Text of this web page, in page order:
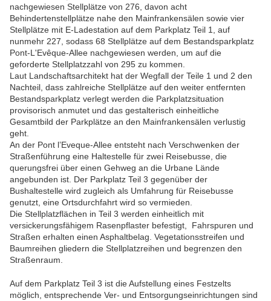
nachgewiesen Stellplätze von 276, davon acht
Behindertenstellplätze nahe den Mainfrankensälen sowie vier
Stellplätze mit E-Ladestation auf dem Parkplatz Teil 1, auf
nunmehr 227, sodass 68 Stellplätze auf dem Bestandsparkplatz
Pont-L'Evêque-Allee nachgewiesen werden, um auf die
geforderte Stellplatzzahl von 295 zu kommen.
Laut Landschaftsarchitekt hat der Wegfall der Teile 1 und 2 den
Nachteil, dass zahlreiche Stellplätze auf den weiter entfernten
Bestandsparkplatz verlegt werden die Parkplatzsituation
provisorisch anmutet und das gestalterisch einheitliche
Gesamtbild der Parkplätze an den Mainfrankensälen verlustig
geht.
An der Pont l’Eveque-Allee entsteht nach Verschwenken der
Straßenführung eine Haltestelle für zwei Reisebusse, die
querungsfrei über einen Gehweg an die Urbane Lände
angebunden ist. Der Parkplatz Teil 3 gegenüber der
Bushaltestelle wird zugleich als Umfahrung für Reisebusse
genutzt, eine Ortsdurchfahrt wird so vermieden.
Die Stellplatzflächen in Teil 3 werden einheitlich mit
versickerungsfähigem Rasenpflaster befestigt, Fahrspuren und
Straßen erhalten einen Asphaltbelag. Vegetationsstreifen und
Baumreihen gliedern die Stellplatzreihen und begrenzen den
Straßenraum.
Auf dem Parkplatz Teil 3 ist die Aufstellung eines Festzelts
möglich, entsprechende Ver- und Entsorgungseinrichtungen sind